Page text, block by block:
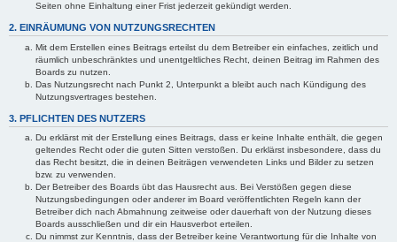
Seiten ohne Einhaltung einer Frist jederzeit gekündigt werden.
2. EINRÄUMUNG VON NUTZUNGSRECHTEN
Mit dem Erstellen eines Beitrags erteilst du dem Betreiber ein einfaches, zeitlich und
räumlich unbeschränktes und unentgeltliches Recht, deinen Beitrag im Rahmen des
Boards zu nutzen.
Das Nutzungsrecht nach Punkt 2, Unterpunkt a bleibt auch nach Kündigung des
Nutzungsvertrages bestehen.
3. PFLICHTEN DES NUTZERS
Du erklärst mit der Erstellung eines Beitrags, dass er keine Inhalte enthält, die gegen
geltendes Recht oder die guten Sitten verstoßen. Du erklärst insbesondere, dass du
das Recht besitzt, die in deinen Beiträgen verwendeten Links und Bilder zu setzen
bzw. zu verwenden.
Der Betreiber des Boards übt das Hausrecht aus. Bei Verstößen gegen diese
Nutzungsbedingungen oder anderer im Board veröffentlichten Regeln kann der
Betreiber dich nach Abmahnung zeitweise oder dauerhaft von der Nutzung dieses
Boards ausschließen und dir ein Hausverbot erteilen.
Du nimmst zur Kenntnis, dass der Betreiber keine Verantwortung für die Inhalte von